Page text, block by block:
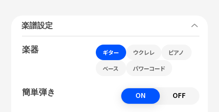
楽譜設定
楽器 ギター ウクレレ ピアノ
ベース パワーコード
簡単弾き ON OFF